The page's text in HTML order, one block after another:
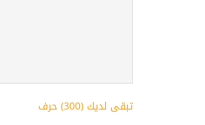
تبقى لديك (300) حرف